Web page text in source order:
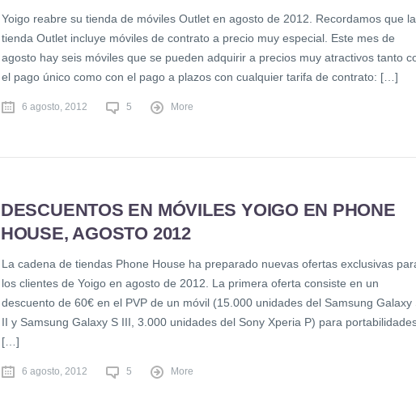
Yoigo reabre su tienda de móviles Outlet en agosto de 2012. Recordamos que la
tienda Outlet incluye móviles de contrato a precio muy especial. Este mes de
agosto hay seis móviles que se pueden adquirir a precios muy atractivos tanto
el pago único como con el pago a plazos con cualquier tarifa de contrato: […]
6 agosto, 2012 5 More
DESCUENTOS EN MÓVILES YOIGO EN PHONE
HOUSE, AGOSTO 2012
La cadena de tiendas Phone House ha preparado nuevas ofertas exclusivas
los clientes de Yoigo en agosto de 2012. La primera oferta consiste en un
descuento de 60€ en el PVP de un móvil (15.000 unidades del Samsung Galaxy
II y Samsung Galaxy S III, 3.000 unidades del Sony Xperia P) para
[…]
6 agosto, 2012 5 More